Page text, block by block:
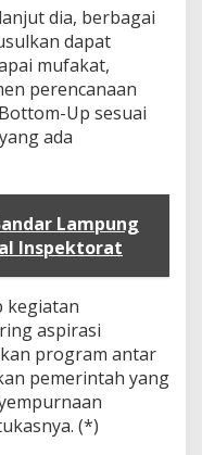
dia, berbagai
dapat
mufakat,
perencanaan
Up sesuai
ada
Lampung
Inspektorat
kegiatan
aspirasi
program antar
pemerintah yang
(*)